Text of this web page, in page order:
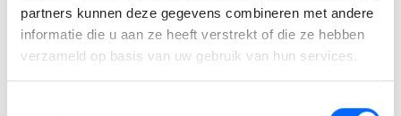
partners kunnen deze gegevens combineren met andere
informatie die u aan ze heeft verstrekt of die ze hebben
verzameld op basis van uw gebruik van hun services.
Wat mag je verwachten?